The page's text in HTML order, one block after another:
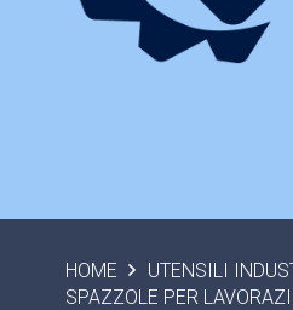
HOME UTENSILI
SPAZZOLE PER